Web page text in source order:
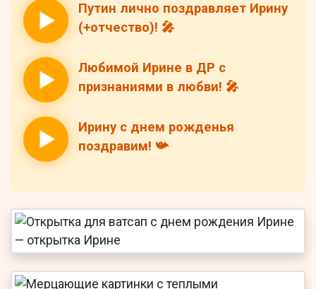
Путин лично поздравляет Ирину
(+отчество)! 🎤
Любимой Ирине в ДР с
признаниями в любви! 🎤
Ирину с днем рожденья
поздравим! 📯